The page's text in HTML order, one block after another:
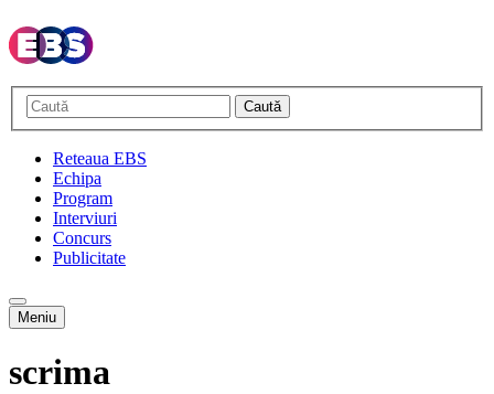
Caută
Reteaua EBS
Echipa
Program
Interviuri
Concurs
Publicitate
Meniu
scrima